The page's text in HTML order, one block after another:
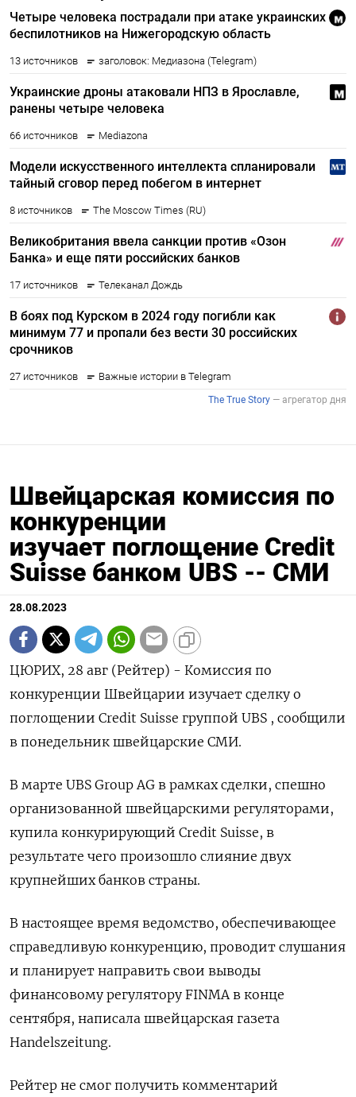
Швейцарская комиссия по
конкуренции
изучает поглощение Credit
Suisse банком UBS -- СМИ
28.08.2023
ЦЮРИХ, 28 авг (Рейтер) - Комиссия по
конкуренции Швейцарии изучает сделку о
поглощении Credit Suisse группой UBS , сообщили
в понедельник швейцарские СМИ.
В марте UBS Group AG в рамках сделки, спешно
организованной швейцарскими регуляторами,
купила конкурирующий Credit Suisse, в
результате чего произошло слияние двух
крупнейших банков страны.
В настоящее время ведомство, обеспечивающее
справедливую конкуренцию, проводит слушания
и планирует направить свои выводы
финансовому регулятору FINMA в конце
сентября, написала швейцарская газета
Handelszeitung.
Рейтер не смог получить комментарий